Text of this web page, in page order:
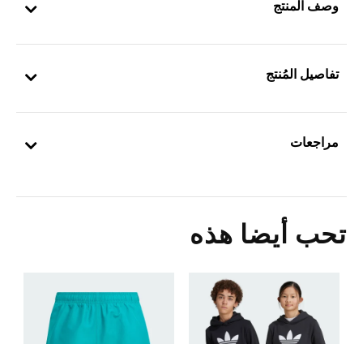
وصف المنتج
تفاصيل المُنتج
مراجعات
تحب أيضا هذه
Price Reduced From